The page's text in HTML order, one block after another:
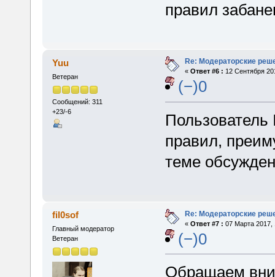
правил
Yuu
Ветеран
Сообщений: 311
+23/-6
Re: Модераторские
« Ответ #6 : 12 Сентября
(−)0
правил,
теме
fil0sof
Главный модератор
Ветеран
Re: Модераторские
« Ответ #7 : 07 Марта 2017,
(−)0
Обращаем